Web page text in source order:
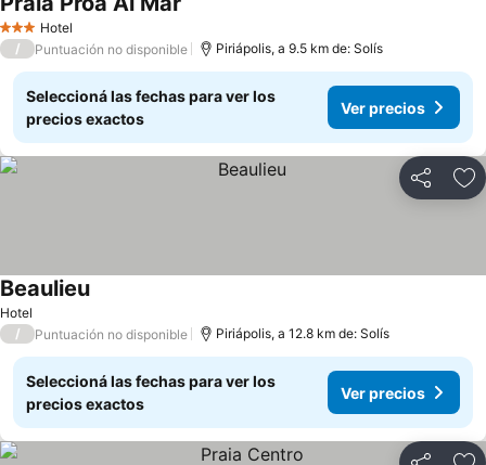
3 Estrellas
Hotel
/ Puntuación no disponible Piriápolis, a 9.5 km de: Solís
Seleccioná las fechas para ver los
precios exactos
Ver precios
Compartir
Hotel
Beaulieu
/ Puntuación no disponible Piriápolis, a 12.8 km de: Solís
Seleccioná las fechas para ver los
precios exactos
Ver precios